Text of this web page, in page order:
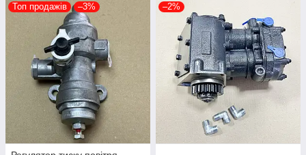
Топ продажів –3% –2%